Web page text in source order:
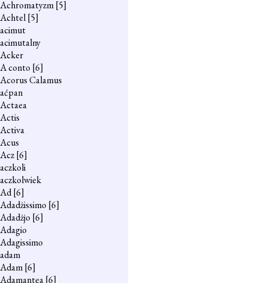
Achromatyzm[5]
Achtel[5]
acimut
acimutalny
Acker
A conto [6]
Acorus Calamus
aćpan
Actaea
Actis
Activa
Acus
Acz[6]
aczkoli
aczkolwiek
Ad[6]
Adadżissimo [6]
Adadżjo [6]
Adagio
Adagissimo
adam
Adam[6]
Adamantea[6]